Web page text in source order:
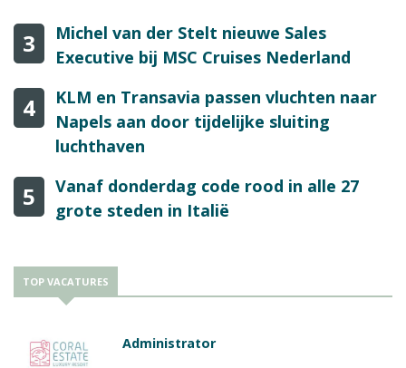
3
Michel van der Stelt nieuwe Sales
Executive bij MSC Cruises Nederland
4
KLM en Transavia passen vluchten naar
Napels aan door tijdelijke sluiting
luchthaven
5
Vanaf donderdag code rood in alle 27
grote steden in Italië
TOP VACATURES
Administrator